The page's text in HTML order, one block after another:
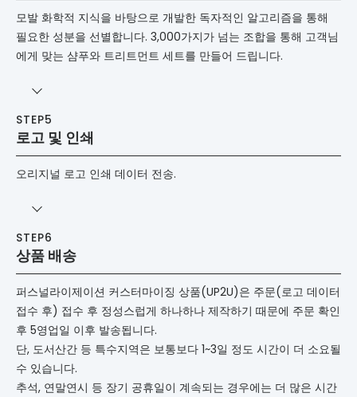
모발 화학적 지식을 바탕으로 개발한 독자적인 알고리즘을 통해
필요한 성분을 선별합니다. 3,000가지가 넘는 조합을 통해 고객님
에게 맞는 샴푸와 트리트먼트 세트를 만들어 드립니다.
로고 및 인쇄
오리지널 로고 인쇄 데이터 전송.
상품 배송
퍼스널라이제이션 커스터마이징 상품(UP2U)은 주문(로고 데이터
접수 후) 접수 후 정성스럽게 하나하나 제작하기 때문에 주문 확인
후 5영업일 이후 발송됩니다.
단, 도서산간 등 특수지역은 보통보다 1~3일 정도 시간이 더 소요될
수 있습니다.
추석, 연말연시 등 장기 공휴일이 계속되는 경우에는 더 많은 시간